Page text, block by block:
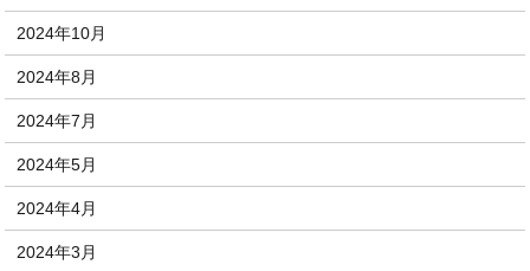
2024年10月
2024年8月
2024年7月
2024年5月
2024年4月
2024年3月